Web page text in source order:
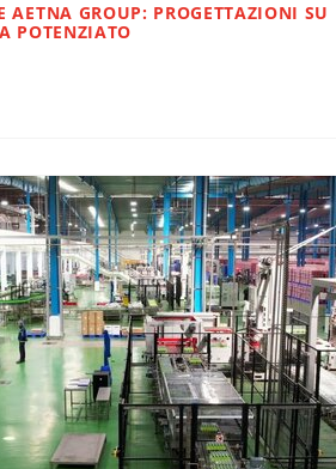
PROGETTAZIONI SU MISURA
POTENZIATO